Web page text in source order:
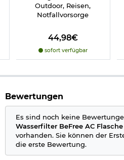
Der Katadyn Wasserfilter BeFree
starke Filterleistung und einfache
auf reines Trinkwasser haben
Die Lebensdauer des
Hohlfaserfilter bis 1000 Liter
Details zu Katadyn Wasserfilter
smoke:
Filtertechnologie:
Leistung: bis zu 2 Liter/
Aktivkohle verbessert
Trübstoffe
Outdoor, Reisen,
Notfallvorsorge
44,98€
sofort verfügbar
Bewertungen
Es sind noch keine
Wasserfilter BeFree AC
vorhanden. Sie können der
die erste Bewertung.